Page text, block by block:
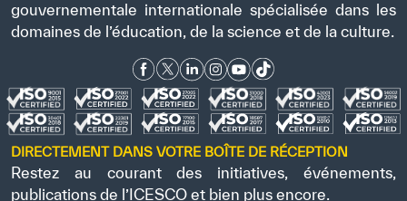
gouvernementale internationale spécialisée dans les
domaines de l’éducation, de la science et de la culture.
DIRECTEMENT DANS VOTRE BOÎTE DE RÉCEPTION
Restez au courant des initiatives, événements,
publications de l’ICESCO et bien plus encore.